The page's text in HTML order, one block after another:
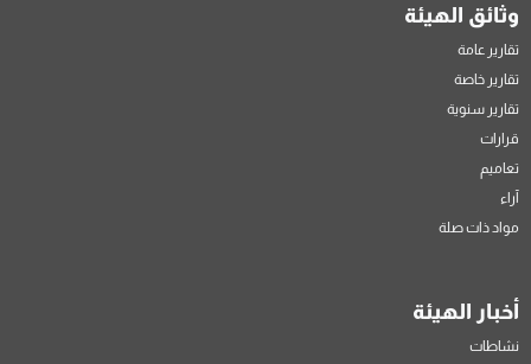
وثائق الهيئة
تقارير عامة
تقارير خاصة
تقارير سنوية
قرارات
تعاميم
آراء
مواد ذات صلة
أخبار الهيئة
نشاطات